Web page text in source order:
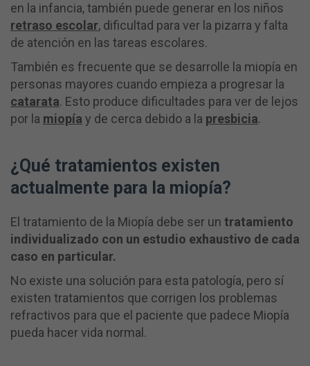
en la infancia, también puede generar en los niños
retraso escolar, dificultad para ver la pizarra y falta
de atención en las tareas escolares.
También es frecuente que se desarrolle la miopía en
personas mayores cuando empieza a progresar la
catarata. Esto produce dificultades para ver de lejos
por la miopía y de cerca debido a la presbicia.
¿Qué tratamientos existen
actualmente para la miopía?
El tratamiento de la Miopía debe ser un tratamiento
individualizado con un estudio exhaustivo de cada
caso en particular.
No existe una solución para esta patología, pero sí
existen tratamientos que corrigen los problemas
refractivos para que el paciente que padece Miopía
pueda hacer vida normal.